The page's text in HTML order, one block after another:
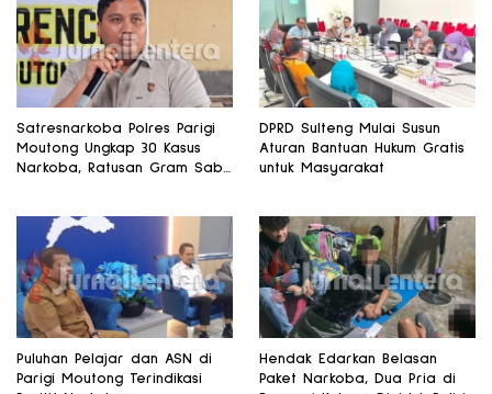
Satresnarkoba Polres Parigi
Moutong Ungkap 30 Kasus
Narkoba, Ratusan Gram Sabu
DPRD Sulteng Mulai Susun
Aturan Bantuan Hukum Gratis
untuk Masyarakat
Puluhan Pelajar dan ASN di
Parigi Moutong Terindikasi
Hendak Edarkan Belasan
Paket Narkoba, Dua Pria di